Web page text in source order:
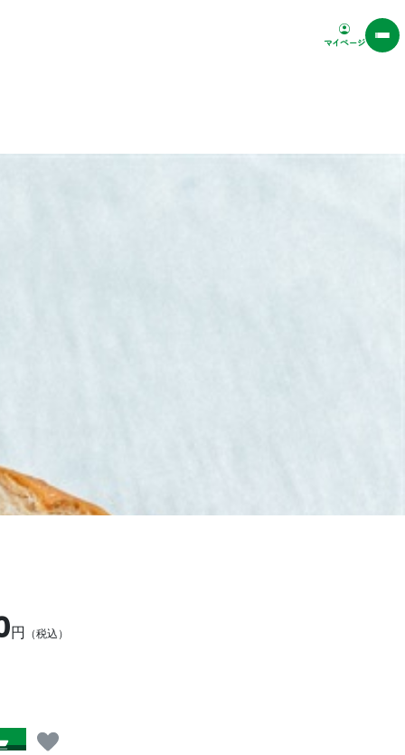
マイページ
円 （税込）